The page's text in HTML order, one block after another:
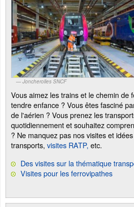
Joncherolles SNCF
Vous aimez les trains et le chemin de
tendre enfance ? Vous êtes fasciné
de l'aérien ? Vous prenez les
quotidiennement et souhaitez
? Ne manquez pas nos visites et
transports, visites RATP, etc.
Des visites sur la thématique
Visites pour les ferrovipathes